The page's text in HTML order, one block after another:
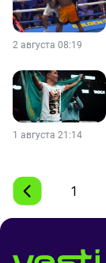
2 августа 08:19
1 августа 21:14
1